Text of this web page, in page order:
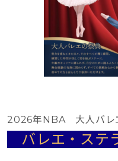
2026年NBA 大人バレ
バレエ・ステ